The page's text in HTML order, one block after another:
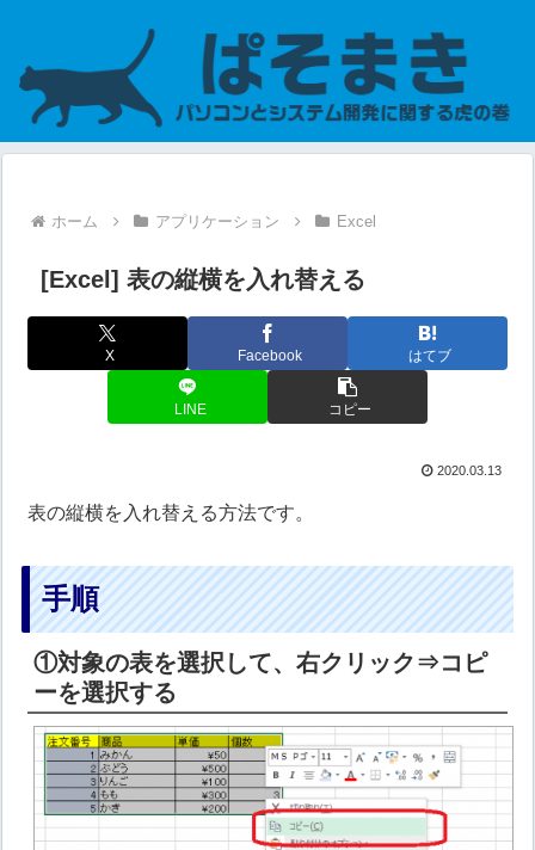
ホーム アプリケーション Excel
[Excel] 表の縦横を入れ替える
X Facebook はてブ
LINE コピー
2020.03.13
表の縦横を入れ替える方法です。
手順
①対象の表を選択して、右クリック⇒コピ
ーを選択する